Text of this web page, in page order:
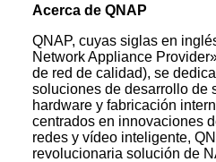
Acerca de QNAP
QNAP, cuyas siglas en
Network Appliance
de red de calidad), se
soluciones de desarrollo de
hardware y fabricación
centrados en innovaciones
redes y vídeo inteligente,
revolucionaria solución de